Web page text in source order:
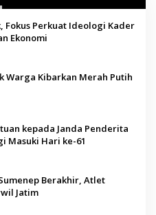
Fokus Perkuat Ideologi Kader
Ekonomi
Warga Kibarkan Merah Putih
kepada Janda Penderita
Masuki Hari ke-61
Berakhir, Atlet
Jatim